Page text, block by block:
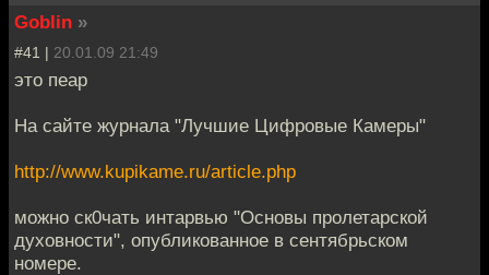
Goblin »
#41 | 20.01.09 21:49
это пеар
На сайте журнала "Лучшие Цифровые Камеры"
http://www.kupikame.ru/article.php
можно ск0чать интарвью "Основы пролетарской
духовности", опубликованное в сентябрьском
номере.